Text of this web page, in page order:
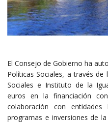
El Consejo de Gobierno ha
Políticas Sociales, a través de
Sociales e Instituto de la
euros en la financiación
colaboración con
programas e inversiones de